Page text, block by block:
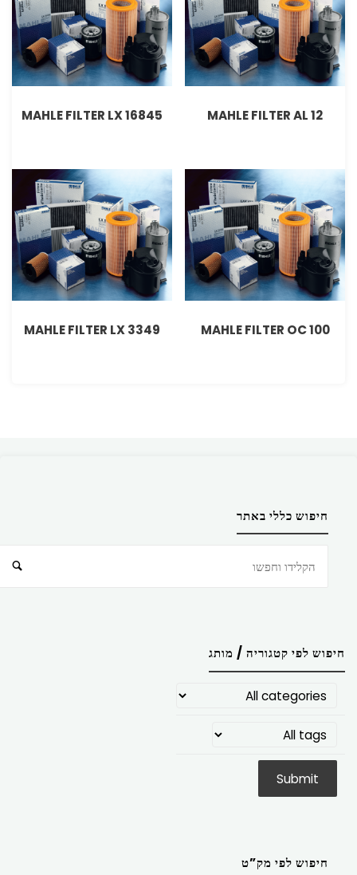
MAHLE FILTER AL 12
MAHLE FILTER LX 16845
MAHLE FILTER OC 100
MAHLE FILTER LX 3349
חיפוש כללי באתר
חיפוש לפי קטגוריה / מותג
חיפוש לפי מק”ט